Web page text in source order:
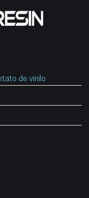
de vinilo